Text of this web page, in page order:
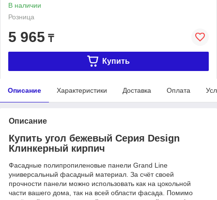
В наличии
Розница
5 965 ₸
Купить
Описание Характеристики Доставка Оплата
Описание
Купить угол бежевый Серия Design
Клинкерный кирпич
Фасадные полипропиленовые панели Grand Line
универсальный фасадный материал. За счёт своей
прочности панели можно использовать как на цокольной
части вашего дома, так на всей области фасада. Помимо